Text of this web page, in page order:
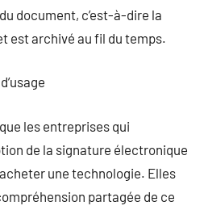
document, c’est-à-dire la
est archivé au fil du temps.
les entreprises qui
de la signature électronique
une technologie. Elles
partagée de ce